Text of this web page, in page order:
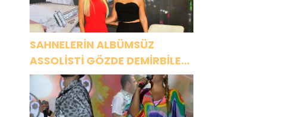
SAHNELERİN ALBÜMSÜZ
ASSOLİSTİ GÖZDE DEMİRBİLEK,
NR1 MAGAZİN’DE: “SON
ASSOLİST OLARAK VAR
OLACAĞIM!”